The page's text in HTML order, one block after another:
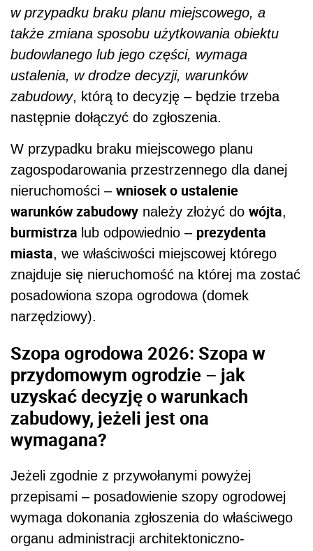
w przypadku braku planu miejscowego, a
także zmiana sposobu użytkowania obiektu
budowlanego lub jego części, wymaga
ustalenia, w drodze decyzji, warunków
zabudowy, którą to decyzję – będzie trzeba
następnie dołączyć do zgłoszenia.
W przypadku braku miejscowego planu
zagospodarowania przestrzennego dla danej
nieruchomości – wniosek o ustalenie
warunków zabudowy należy złożyć do wójta,
burmistrza lub odpowiednio – prezydenta
miasta, we właściwości miejscowej którego
znajduje się nieruchomość na której ma zostać
posadowiona szopa ogrodowa (domek
narzędziowy).
Szopa ogrodowa 2026: Szopa w
przydomowym ogrodzie – jak
uzyskać decyzję o warunkach
zabudowy, jeżeli jest ona
wymagana?
Jeżeli zgodnie z przywołanymi powyżej
przepisami – posadowienie szopy ogrodowej
wymaga dokonania zgłoszenia do właściwego
organu administracji architektoniczno-